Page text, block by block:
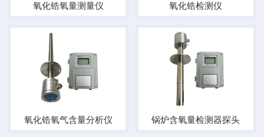
氧化锆氧量测量仪 氧化锆检测仪
氧化锆氧气含量分析仪 锅炉含氧量检测器探头